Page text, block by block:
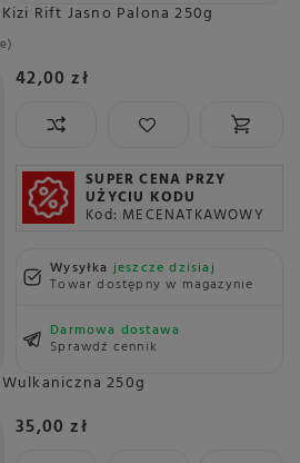
Rift Jasno Palona 250g
42,00 zł
SUPER CENA PRZY
UŻYCIU KODU
Kod: MECENATKAWOWY
Wysyłkajeszcze dzisiaj
Towar dostępny w magazynie
Darmowa dostawa
Sprawdź cennik
250g
35,00 zł